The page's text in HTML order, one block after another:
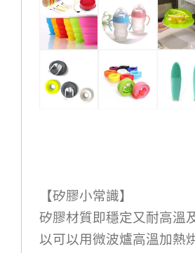
【矽膠小常識】
矽膠材質即穩定又耐高溫
以可以用微波爐高溫加熱